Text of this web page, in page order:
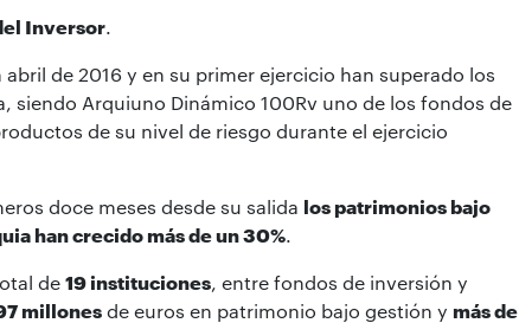
Inversor.
de 2016 y en su primer ejercicio han superado los
siendo Arquiuno Dinámico 100Rv uno de los fondos de
de su nivel de riesgo durante el ejercicio
doce meses desde su salida los patrimonios bajo
han crecido más de un 30%.
de 19 instituciones, entre fondos de inversión y
millones de euros en patrimonio bajo gestión y más de